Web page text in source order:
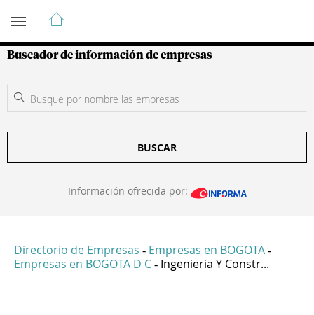
Guía de Empresas Colombianas
Buscador de información de empresas
BUSCAR
Información ofrecida por:
Directorio de Empresas - Empresas en BOGOTA -
Empresas en BOGOTA D C - Ingenieria Y Constr...